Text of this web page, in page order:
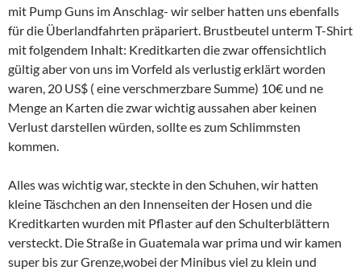
mit Pump Guns im Anschlag- wir selber hatten uns ebenfalls
für die Überlandfahrten präpariert. Brustbeutel unterm T-Shirt
mit folgendem Inhalt: Kreditkarten die zwar offensichtlich
gültig aber von uns im Vorfeld als verlustig erklärt worden
waren, 20 US$ ( eine verschmerzbare Summe) 10€ und ne
Menge an Karten die zwar wichtig aussahen aber keinen
Verlust darstellen würden, sollte es zum Schlimmsten
kommen.
Alles was wichtig war, steckte in den Schuhen, wir hatten
kleine Täschchen an den Innenseiten der Hosen und die
Kreditkarten wurden mit Pflaster auf den Schulterblättern
versteckt. Die Straße in Guatemala war prima und wir kamen
super bis zur Grenze,wobei der Minibus viel zu klein und